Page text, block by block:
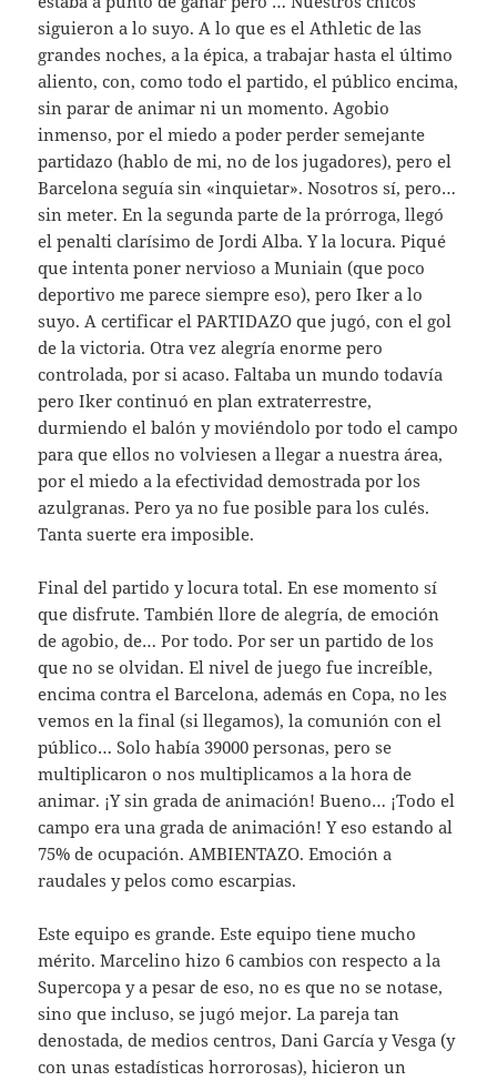
siguieron a lo suyo. A lo que es el Athletic de las
grandes noches, a la épica, a trabajar hasta el último
aliento, con, como todo el partido, el público encima,
sin parar de animar ni un momento. Agobio
inmenso, por el miedo a poder perder semejante
partidazo (hablo de mi, no de los jugadores), pero el
Barcelona seguía sin «inquietar». Nosotros sí, pero…
sin meter. En la segunda parte de la prórroga, llegó
el penalti clarísimo de Jordi Alba. Y la locura. Piqué
que intenta poner nervioso a Muniain (que poco
deportivo me parece siempre eso), pero Iker a lo
suyo. A certificar el PARTIDAZO que jugó, con el gol
de la victoria. Otra vez alegría enorme pero
controlada, por si acaso. Faltaba un mundo todavía
pero Iker continuó en plan extraterrestre,
durmiendo el balón y moviéndolo por todo el campo
para que ellos no volviesen a llegar a nuestra área,
por el miedo a la efectividad demostrada por los
azulgranas. Pero ya no fue posible para los culés.
Tanta suerte era imposible.
Final del partido y locura total. En ese momento sí
que disfrute. También llore de alegría, de emoción
de agobio, de… Por todo. Por ser un partido de los
que no se olvidan. El nivel de juego fue increíble,
encima contra el Barcelona, además en Copa, no les
vemos en la final (si llegamos), la comunión con el
público… Solo había 39000 personas, pero se
multiplicaron o nos multiplicamos a la hora de
animar. ¡Y sin grada de animación! Bueno… ¡Todo el
campo era una grada de animación! Y eso estando al
75% de ocupación. AMBIENTAZO. Emoción a
raudales y pelos como escarpias.
Este equipo es grande. Este equipo tiene mucho
mérito. Marcelino hizo 6 cambios con respecto a la
Supercopa y a pesar de eso, no es que no se notase,
sino que incluso, se jugó mejor. La pareja tan
denostada, de medios centros, Dani García y Vesga (y
con unas estadísticas horrorosas), hicieron un